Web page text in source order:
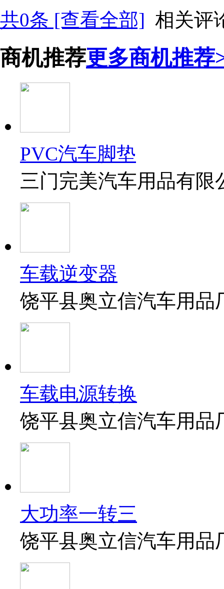
共0条 [查看全部] 相关评
商机推荐更多商机推荐
PVC汽车脚垫
三门完美汽车用品有限
车载逆变器
饶平县奥立信汽车用品
车载电源转换
饶平县奥立信汽车用品
大功率一转三
饶平县奥立信汽车用品